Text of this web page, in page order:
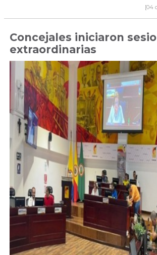
[04
Concejales iniciaron
extraordinarias